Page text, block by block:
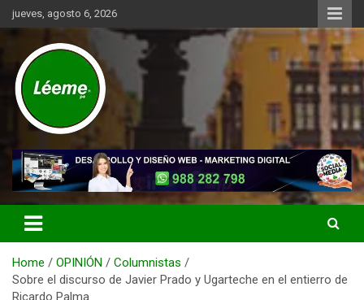
Skip
to
jueves, agosto 6, 2026
Léeme.pe
Noticias de actualidad del mundo distrital, vecinal, municipal y de
negocios a nivel de Lima Metropolitana, sin descuidar las noticias
de alcance nacional.
Home OPINIÓN
Columnistas
Sobre el discurso de Javier Prado y Ugarteche en el entierro de
Ricardo Palma